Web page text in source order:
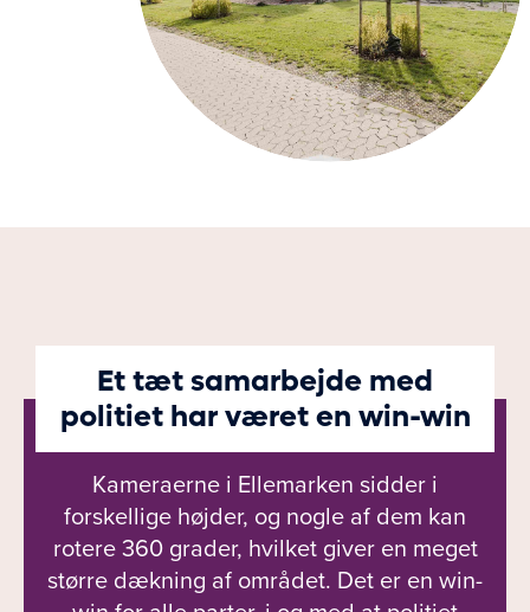
Et tæt samarbejde med
politiet har været en win-win
Kameraerne i Ellemarken sidder i
forskellige højder, og nogle af dem kan
rotere 360 grader, hvilket giver en meget
større dækning af området. Det er en win-